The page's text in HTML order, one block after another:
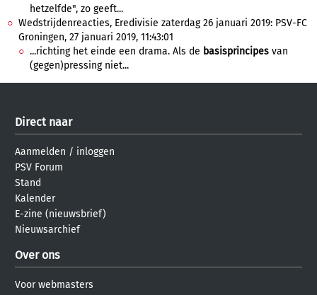
hetzelfde", zo geeft...
Wedstrijdenreacties, Eredivisie zaterdag 26 januari 2019: PSV-FC
Groningen, 27 januari 2019, 11:43:01
...richting het einde een drama. Als de basisprincipes van
(gegen)pressing niet...
Direct naar
Aanmelden / inloggen
PSV Forum
Stand
Kalender
E-zine (nieuwsbrief)
Nieuwsarchief
Over ons
Voor webmasters